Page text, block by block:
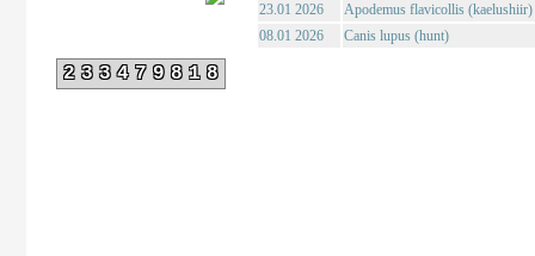
233479818
23.01 2026
Apodemus flavicollis (kaelushiir)
08.01 2026
Canis lupus (hunt)